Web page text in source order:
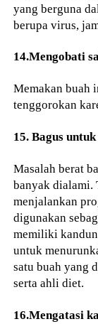
yang berguna
berupa virus,
14.Mengobati
Memakan buah
tenggorokan
15. Bagus
Masalah berat
banyak dialami.
menjalankan
digunakan
memiliki
untuk
satu buah yang
serta ahli diet.
16.Mengatasi